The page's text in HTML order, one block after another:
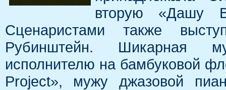
вторую «Дашу
Сценаристами также
Рубинштейн. Шикарная
исполнителю на бамбуковой
Project», мужу джазовой